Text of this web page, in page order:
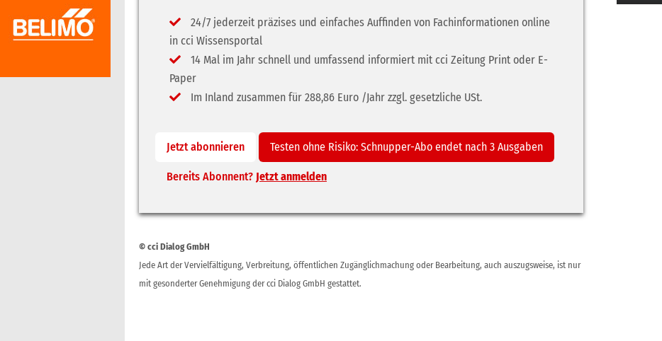
24/7 jederzeit präzises und einfaches Auffinden von Fachinformationen online
in cci Wissensportal
14 Mal im Jahr schnell und umfassend informiert mit cci Zeitung Print oder E-
Paper
Im Inland zusammen für 288,86 Euro /Jahr zzgl. gesetzliche USt.
Jetzt abonnieren Testen ohne Risiko: Schnupper-Abo endet nach 3 Ausgaben
Bereits Abonnent? Jetzt anmelden
© cci Dialog GmbH
Jede Art der Vervielfältigung, Verbreitung, öffentlichen Zugänglichmachung oder Bearbeitung, auch auszugsweise, ist nur
mit gesonderter Genehmigung der cci Dialog GmbH gestattet.